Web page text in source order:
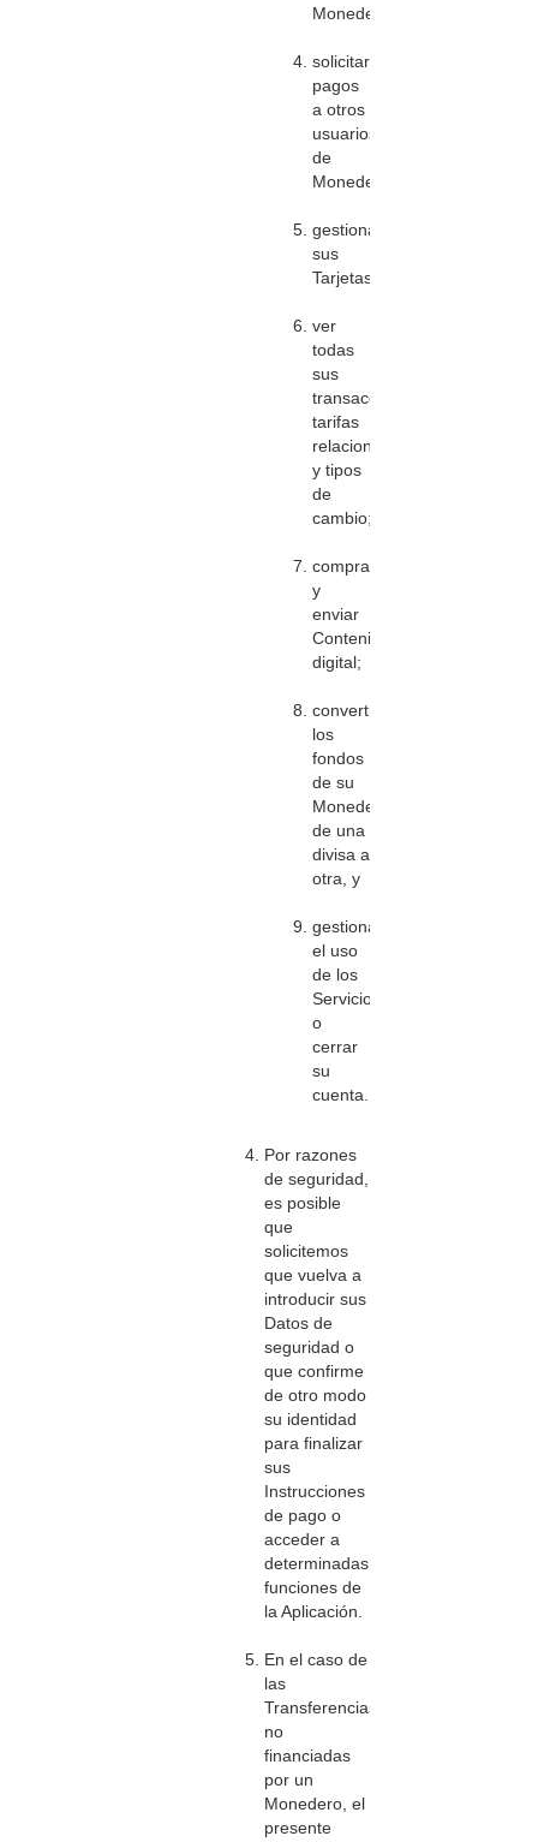
Monedero;
solicitar
pagos
a otros
usuarios
de
Monedero;
gestionar
sus
Tarjetas;
ver
todas
sus
transacciones,
tarifas
relacionadas
y tipos
de
cambio;
comprar
y
enviar
Contenido
digital;
convertir
los
fondos
de su
Monedero
de una
divisa a
otra, y
gestionar
el uso
de los
Servicios
o
cerrar
su
cuenta.
Por razones
de seguridad,
es posible
que
solicitemos
que vuelva a
introducir sus
Datos de
seguridad o
que confirme
de otro modo
su identidad
para finalizar
sus
Instrucciones
de pago o
acceder a
determinadas
funciones de
la Aplicación.
En el caso de
las
Transferencias
no
financiadas
por un
Monedero, el
presente